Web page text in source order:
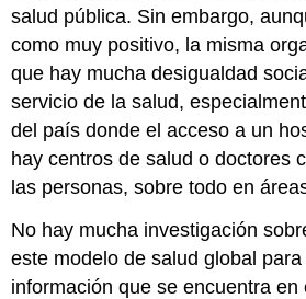
salud pública. Sin embargo,
como muy positivo, la misma
que hay mucha desigualdad
servicio de la salud,
del país donde el acceso a un
hay centros de salud o doctores
las personas, sobre todo en
No hay mucha investigación
este modelo de salud global
información que se encuentra